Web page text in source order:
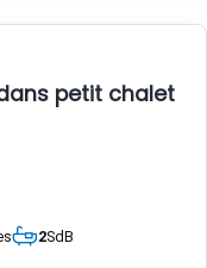
petit chalet a
2SdB